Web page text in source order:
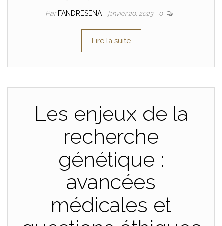
Par FANDRESENA janvier 20, 2023 0
Lire la suite
Les enjeux de la
recherche
génétique :
avancées
médicales et